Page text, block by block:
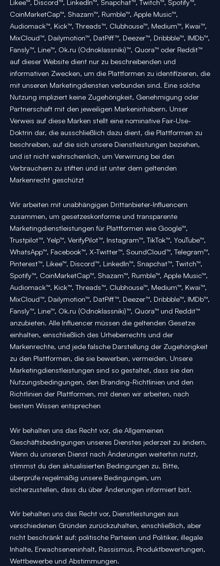
Likee™, Discord™, LinkedIn™, Snapchat™, Twitch™, Spotify™,
CoinMarketCap™, Shazam™, Rumble™, Apple Music™,
Audiomack™, Kick™, Threads™, Clubhouse™, Medium™, Kwai™,
MixCloud™, Dailymotion™, DatPiff™, Deezer™, Dribbble™, IMDb™,
Fansly™, Line™, Ok.ru (Odnoklassniki)™, Quora™ oder Reddit™
auf dieser Website dient nur zu beschreibenden und
informativen Zwecken, um die Plattformen zu identifizieren, die
mit unseren Marketingdiensten verbunden sind. Eine solche
Nutzung impliziert keine Zugehörigkeit, Genehmigung oder
Partnerschaft mit den jeweiligen Markeninhabern. Unser
Verweis auf diese Marken stellt eine nominative Fair-Use-
Doktrin dar, die ausschließlich dazu dient, die Plattformen zu
beschreiben, auf die sich unsere Dienstleistungen beziehen,
und ist nicht wahrscheinlich, um Verwirrung bei den
Verbrauchern zu stiften und ist unter dem geltenden
Markenrecht geschützt
Wir arbeiten mit unabhängigen Drittanbieter-Influencern
zusammen, um gesetzeskonforme und transparente
Marketingdienstleistungen für Plattformen wie Google™,
Trustpilot™, Yelp™, VerifyPilot™, Instagram™, TikTok™, YouTube™,
WhatsApp™, Facebook™, X-Twitter™, SoundCloud™, Telegram™,
Pinterest™, Likee™, Discord™, LinkedIn™, Snapchat™, Twitch™,
Spotify™, CoinMarketCap™, Shazam™, Rumble™, Apple Music™,
Audiomack™, Kick™, Threads™, Clubhouse™, Medium™, Kwai™,
MixCloud™, Dailymotion™, DatPiff™, Deezer™, Dribbble™, IMDb™,
Fansly™, Line™, Ok.ru (Odnoklassniki)™, Quora™ und Reddit™
anzubieten. Alle Influencer müssen die geltenden Gesetze
einhalten, einschließlich des Urheberrechts und der
Markenrechte, und jede falsche Darstellung der Zugehörigkeit
zu den Plattformen, die sie bewerben, vermeiden. Unsere
Marketingdienstleistungen sind so gestaltet, dass sie den
Nutzungsbedingungen, den Branding-Richtlinien und den
Richtlinien der Plattformen, mit denen wir arbeiten, nach
bestem Wissen entsprechen
Wir behalten uns das Recht vor, die Allgemeinen
Geschäftsbedingungen unseres Dienstes jederzeit zu ändern.
Wenn du unseren Dienst nach Änderungen weiterhin nutzt,
stimmst du den aktualisierten Bedingungen zu. Bitte,
überprüfe regelmäßig unsere Bedingungen, um
sicherzustellen, dass du über Änderungen informiert bist.
Wir behalten uns das Recht vor, Dienstleistungen aus
verschiedenen Gründen zurückzuhalten, einschließlich, aber
nicht beschränkt auf: politische Parteien und Politiker, illegale
Inhalte, Erwachseneninhalt, Rassismus, Produktbewertungen,
Wettbewerbe und Abstimmungen.